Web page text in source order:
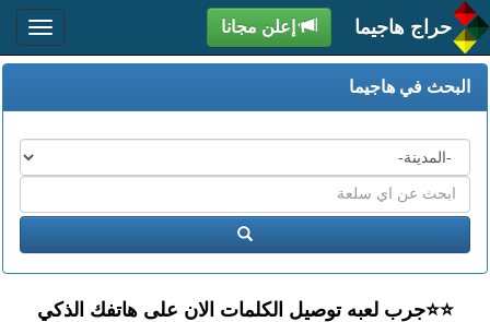
حراج هاجيما إعلن مجانا
البحث في هاجيما
المدن
اكتب
عبارة
البحث
ابحث
⭐️⭐جرب لعبه توصيل الكلمات الان على هاتفك الذكي